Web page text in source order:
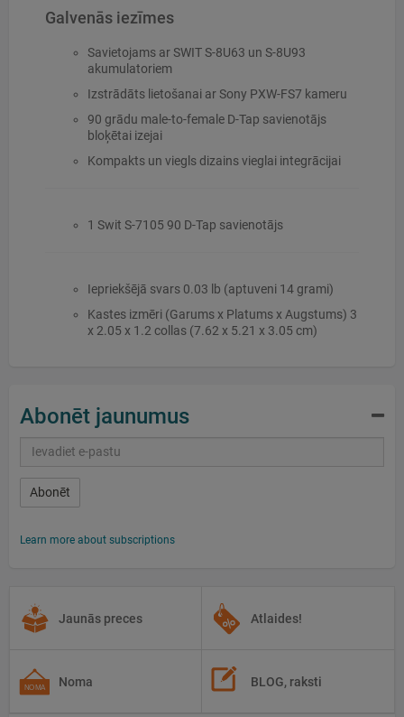
Galvenās iezīmes
Savietojams ar SWIT S-8U63 un S-8U93
akumulatoriem
Izstrādāts lietošanai ar Sony PXW-FS7 kameru
90 grādu male-to-female D-Tap savienotājs
bloķētai izejai
Kompakts un viegls dizains vieglai integrācijai
1 Swit S-7105 90 D-Tap savienotājs
Iepriekšējā svars 0.03 lb (aptuveni 14 grami)
Kastes izmēri (Garums x Platums x Augstums) 3
x 2.05 x 1.2 collas (7.62 x 5.21 x 3.05 cm)
Abonēt jaunumus
Abonēt
Learn more about subscriptions
Jaunās preces Atlaides!
Noma BLOG, raksti